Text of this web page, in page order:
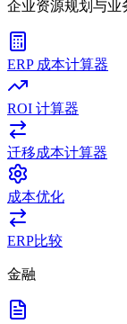
企业资源规划与业
ERP 成本计算器
ROI 计算器
迁移成本计算器
成本优化
ERP比较
金融